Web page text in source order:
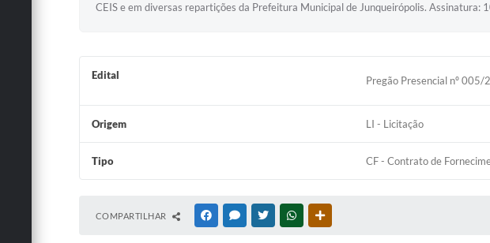
CEIS e em diversas repartições da Prefeitura Municipal de Junqueirópolis.
Edital Pregão Presencial nº
Origem LI - Licitação
Tipo CF - Contrato de
COMPARTILHAR FACEBOOKMESSENGER
TWITTERWHATSAPP